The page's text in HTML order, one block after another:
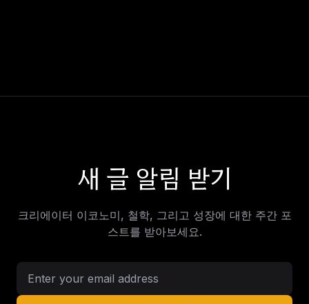
새 글 알림 받기
크리에이터 이코노미, 철학, 그리고 성장에 대한 주간 포
스트를 받아보세요.